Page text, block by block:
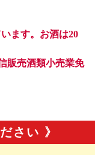
さい 》